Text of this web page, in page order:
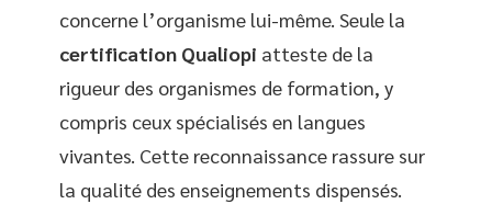
concerne l’organisme lui-même. Seule la
certification Qualiopi atteste de la
rigueur des organismes de formation, y
compris ceux spécialisés en langues
vivantes. Cette reconnaissance rassure sur
la qualité des enseignements dispensés.